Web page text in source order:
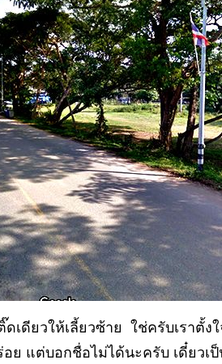
ดเดียวให้เลี้ยวซ้าย ใช่ครับเราตั้ง
ย แต่บอกชื่อไม่ได้นะครับ เดี๋ยวเ